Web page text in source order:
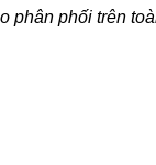
phân phối trên